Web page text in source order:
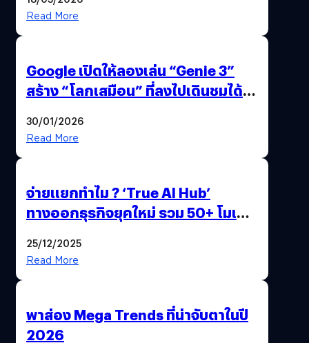
Read More
Google เปิดให้ลองเล่น “Genie 3”
สร้าง “โลกเสมือน” ที่ลงไปเดินชมได้
30/01/2026
Read More
จ่ายแยกทำไม ? ‘True AI Hub’
ทางออกธุรกิจยุคใหม่ รวม 50+ โมเดล
25/12/2025
Read More
พาส่อง Mega Trends ที่น่าจับตาในปี
2026